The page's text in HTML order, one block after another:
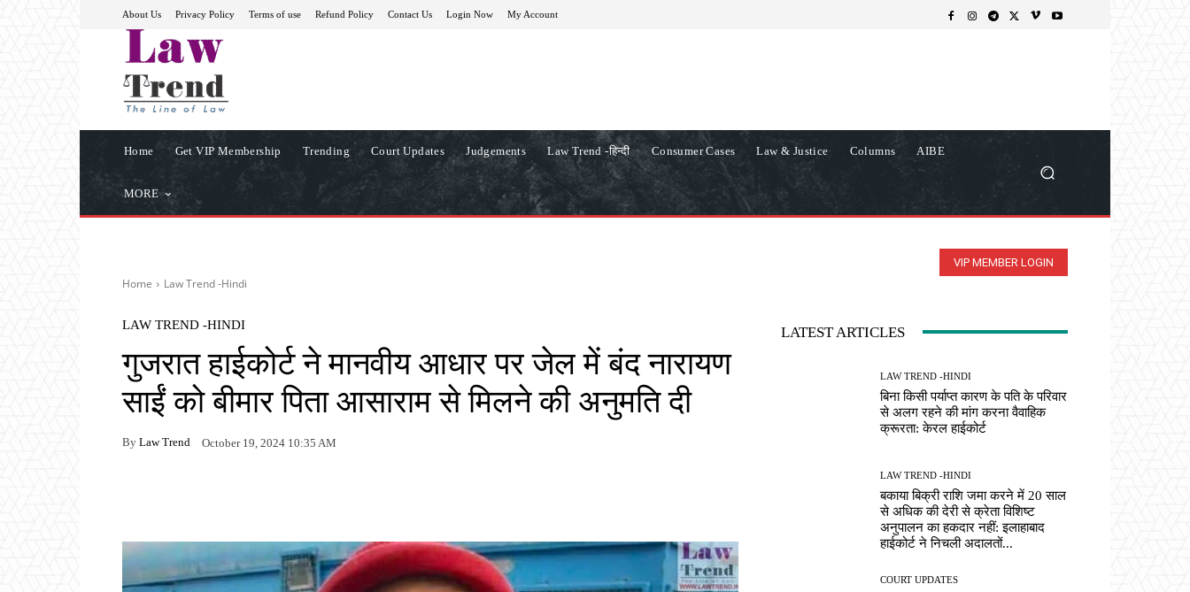
About Us Privacy Policy Terms of use Refund Policy Contact Us Login Now My Account
Home Get VIP Membership Trending Court Updates Judgements Law Trend -हिन्दी Consumer Cases Law & Justice Columns AIBE
MORE
VIP MEMBER LOGIN
Home Law Trend -Hindi
LAW TREND -HINDI
गुजरात हाईकोर्ट ने मानवीय आधार पर जेल में बंद नारायण
साईं को बीमार पिता आसाराम से मिलने की अनुमति दी
By Law Trend October 19, 2024 10:35 AM
LATEST ARTICLES
LAW TREND -HINDI
बिना किसी पर्याप्त कारण के पति के परिवार
से अलग रहने की मांग करना वैवाहिक
क्रूरता: केरल हाईकोर्ट
LAW TREND -HINDI
बकाया बिक्री राशि जमा करने में 20 साल
से अधिक की देरी से क्रेता विशिष्ट
अनुपालन का हकदार नहीं: इलाहाबाद
हाईकोर्ट ने निचली अदालतों...
COURT UPDATES